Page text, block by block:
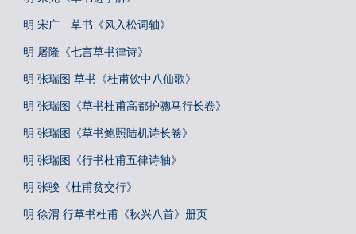
明 宋广 草书《风入松词轴》
明 屠隆《七言草书律诗》
明 张瑞图 草书《杜甫饮中八仙歌》
明 张瑞图《草书杜甫高都护骢马行长卷》
明 张瑞图《草书鲍照陆机诗长卷》
明 张瑞图《行书杜甫五律诗轴》
明 张骏《杜甫贫交行》
明 徐渭 行草书杜甫《秋兴八首》册页